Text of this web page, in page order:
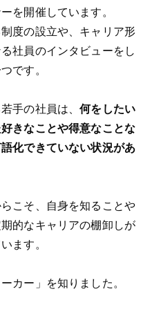
を開催しています。
度の設立や、キャリア形
社員のインタビューをし
です。
手の社員は、何をしたい
きなことや得意なことな
化できていない状況があ
こそ、自身を知ることや
的なキャリアの棚卸しが
ます。
カー」を知りました。